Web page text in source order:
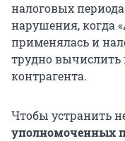
налоговых
нарушения, когда
применялась и
трудно вычислить
контрагента.
Чтобы устранить
уполномоченных